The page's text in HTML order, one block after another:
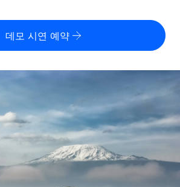
을 준수하며 계약자 고용
온보딩 및 관리
를 아웃소싱
역에서 채용 업무를 간소화
교해보기
위한 민첩한 글로벌 HR 및 급여 솔루션
류 리스크 확인
산기
위한 통화 옵션과 지급 소요 시간 확인
기
데모 시연 예약